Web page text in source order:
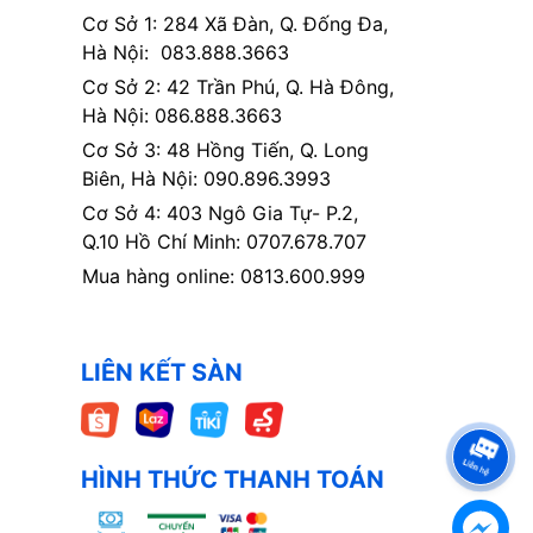
Cơ Sở 1: 284 Xã Đàn, Q. Đống Đa,
Hà Nội: 083.888.3663
Cơ Sở 2: 42 Trần Phú, Q. Hà Đông,
Hà Nội: 086.888.3663
Cơ Sở 3: 48 Hồng Tiến, Q. Long
Biên, Hà Nội: 090.896.3993
Cơ Sở 4: 403 Ngô Gia Tự- P.2,
Q.10 Hồ Chí Minh: 0707.678.707
Mua hàng online: 0813.600.999
LIÊN KẾT SÀN
HÌNH THỨC THANH TOÁN